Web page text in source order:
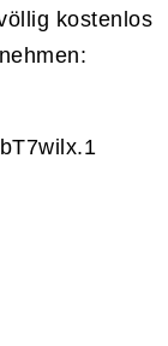
kostenlos